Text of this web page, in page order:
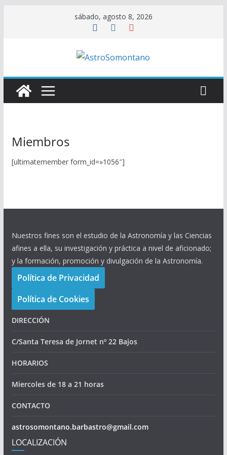
sábado, agosto 8, 2026
Miembros
[ultimatemember form_id=»1056″]
Nuestros fines son el estudio de la Astronomía y las Ciencias
afines a ella, su investigación y práctica a nivel de aficionado;
y la formación, promoción y divulgación de la Astronomía.
Política de Privacidad
Política de Cookies
DIRECCIÓN
C/Santa Teresa de Jornet nº 22 Bajos
HORARIOS
Miercoles de 18 a 21 horas
CONTACTO
astrosomontano.barbastro@gmail.com
LOCALIZACIÓN